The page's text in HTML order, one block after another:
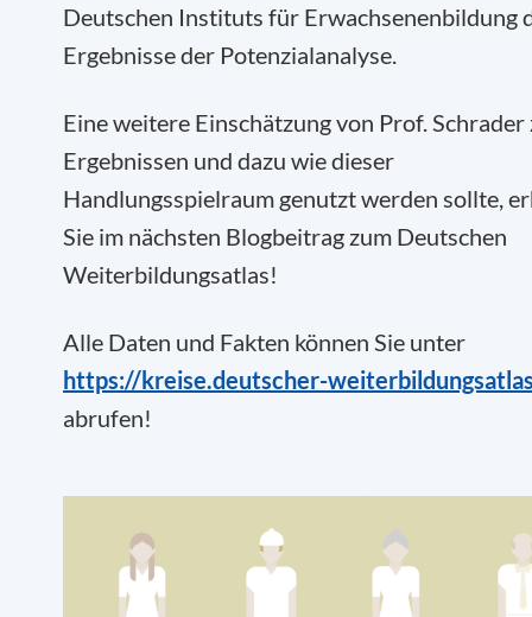
Deutschen Instituts für Erwachsenenbildung
Ergebnisse der Potenzialanalyse.
Eine weitere Einschätzung von Prof. Schrader
Ergebnissen und dazu wie dieser
Handlungsspielraum genutzt werden sollte,
Sie im nächsten Blogbeitrag zum Deutschen
Weiterbildungsatlas!
Alle Daten und Fakten können Sie unter
https://kreise.deutscher-
abrufen!